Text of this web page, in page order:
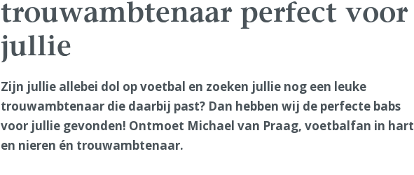
trouwambtenaar perfect voor
jullie
Zijn jullie allebei dol op voetbal en zoeken jullie nog een leuke
trouwambtenaar die daarbij past? Dan hebben wij de perfecte babs
voor jullie gevonden! Ontmoet Michael van Praag, voetbalfan in hart
en nieren én trouwambtenaar.